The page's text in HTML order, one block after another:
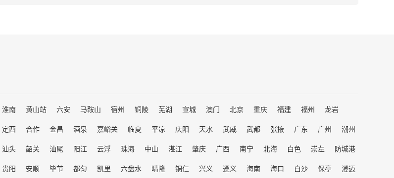
淮南 黄山站 六安 马鞍山 宿州 铜陵 芜湖 宣城 澳门 北京 重庆 福建 福州
龙岩
定西 合作 金昌 酒泉 嘉峪关 临夏 平凉 庆阳 天水 武威 武都 张掖 广东 广州
潮州
汕头 韶关 汕尾 阳江 云浮 珠海 中山 湛江 肇庆 广西 南宁 北海 白色 崇左
防城港
贵阳 安顺 毕节 都匀 凯里 六盘水 晴隆 铜仁 兴义 遵义 海南 海口 白沙 保亭
澄迈